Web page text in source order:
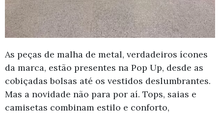
As peças de malha de metal, verdadeiros ícones
da marca, estão presentes na Pop Up, desde as
cobiçadas bolsas até os vestidos deslumbrantes.
Mas a novidade não para por aí. Tops, saias e
camisetas combinam estilo e conforto,